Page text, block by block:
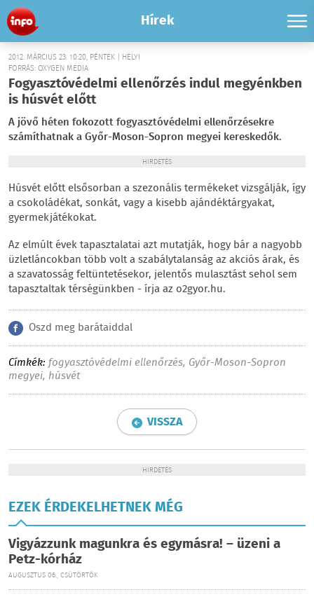
Hírek
2012. MÁRCIUS 23. 10:20, PÉNTEK | HELYI
FORRÁS: OXYGEN MEDIA
Fogyasztóvédelmi ellenőrzés indul megyénkben
is húsvét előtt
A jövő héten fokozott fogyasztóvédelmi ellenőrzésekre
számíthatnak a Győr-Moson-Sopron megyei kereskedők.
HIRDETÉS
Húsvét előtt elsősorban a szezonális termékeket vizsgálják, így
a csokoládékat, sonkát, vagy a kisebb ajándéktárgyakat,
gyermekjátékokat.
Az elmúlt évek tapasztalatai azt mutatják, hogy bár a nagyobb
üzletláncokban több volt a szabálytalanság az akciós árak, és
a szavatosság feltüntetésekor, jelentős mulasztást sehol sem
tapasztaltak térségünkben - írja az o2gyor.hu.
Oszd meg barátaiddal
Címkék: fogyasztóvédelmi ellenőrzés, Győr-Moson-Sopron
megyei, húsvét
VISSZA
HIRDETÉS
EZEK ÉRDEKELHETNEK MÉG
Vigyázzunk magunkra és egymásra! – üzeni a
Petz-kórház
AUGUSZTUS 06., CSÜTÖRTÖK